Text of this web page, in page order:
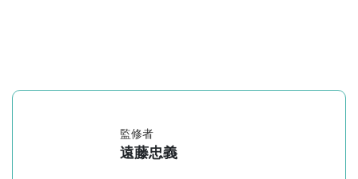
監修者
遠藤忠義